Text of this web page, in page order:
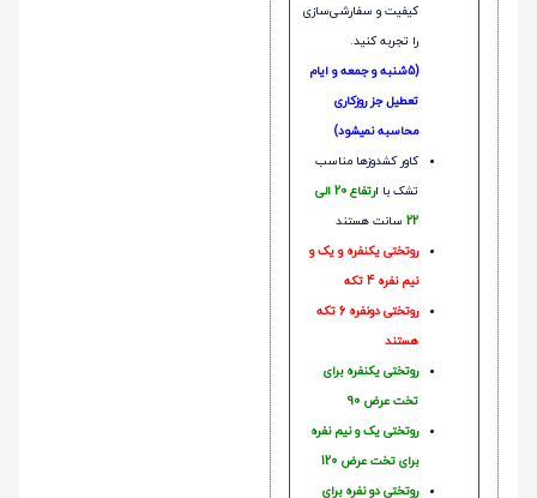
کیفیت و سفارشی‌سازی
را تجربه کنید.
(5شنبه و جمعه و ایام
تعطیل جز روزکاری
محاسبه نمیشود)
کاور کشدوزها مناسب
تشک با ا
رتفاع 20 الی
22 سانت هستند
روتختی یکنفره و یک و
نیم نفره 4 تکه
روتختی دونفره 6 تکه
هستند
روتختی یکنفره برای
تخت عرض 90
روتختی یک و نیم نفره
برای تخت عرض 120
روتختی دو نفره برای